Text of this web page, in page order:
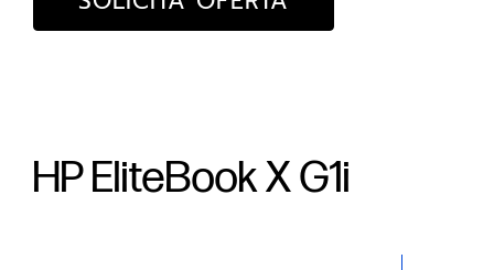
HP EliteBook X G1i